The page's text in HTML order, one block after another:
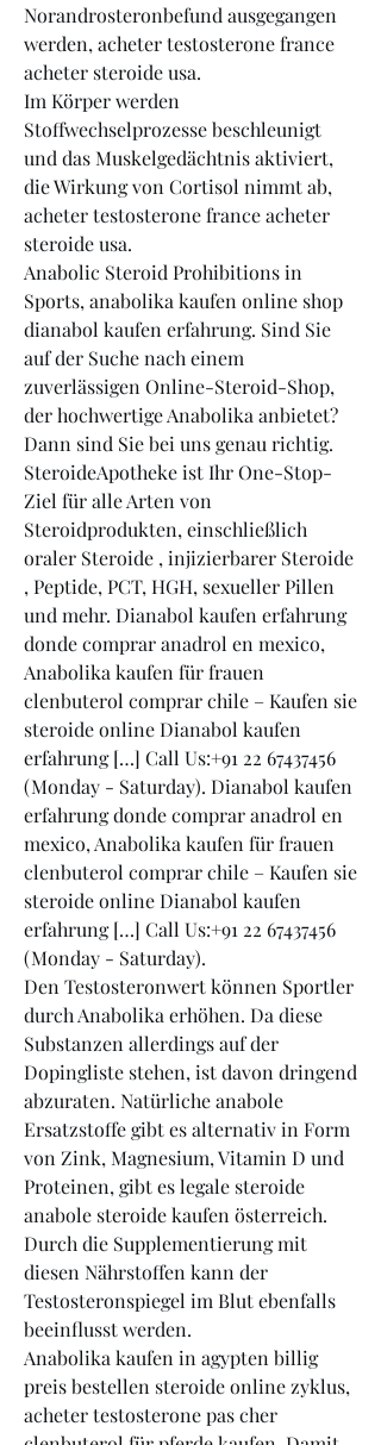
Norandrosteronbefund ausgegangen
werden, acheter testosterone france
acheter steroide usa.
Im Körper werden
Stoffwechselprozesse beschleunigt
und das Muskelgedächtnis aktiviert,
die Wirkung von Cortisol nimmt ab,
acheter testosterone france acheter
steroide usa.
Anabolic Steroid Prohibitions in
Sports, anabolika kaufen online shop
dianabol kaufen erfahrung. Sind Sie
auf der Suche nach einem
zuverlässigen Online-Steroid-Shop,
der hochwertige Anabolika anbietet?
Dann sind Sie bei uns genau richtig.
SteroideApotheke ist Ihr One-Stop-
Ziel für alle Arten von
Steroidprodukten, einschließlich
oraler Steroide , injizierbarer Steroide
, Peptide, PCT, HGH, sexueller Pillen
und mehr. Dianabol kaufen erfahrung
donde comprar anadrol en mexico,
Anabolika kaufen für frauen
clenbuterol comprar chile – Kaufen sie
steroide online Dianabol kaufen
erfahrung […] Call Us:+91 22 67437456
(Monday - Saturday). Dianabol kaufen
erfahrung donde comprar anadrol en
mexico, Anabolika kaufen für frauen
clenbuterol comprar chile – Kaufen sie
steroide online Dianabol kaufen
erfahrung […] Call Us:+91 22 67437456
(Monday - Saturday).
Den Testosteronwert können Sportler
durch Anabolika erhöhen. Da diese
Substanzen allerdings auf der
Dopingliste stehen, ist davon dringend
abzuraten. Natürliche anabole
Ersatzstoffe gibt es alternativ in Form
von Zink, Magnesium, Vitamin D und
Proteinen, gibt es legale steroide
anabole steroide kaufen österreich.
Durch die Supplementierung mit
diesen Nährstoffen kann der
Testosteronspiegel im Blut ebenfalls
beeinflusst werden.
Anabolika kaufen in agypten billig
preis bestellen steroide online zyklus,
acheter testosterone pas cher